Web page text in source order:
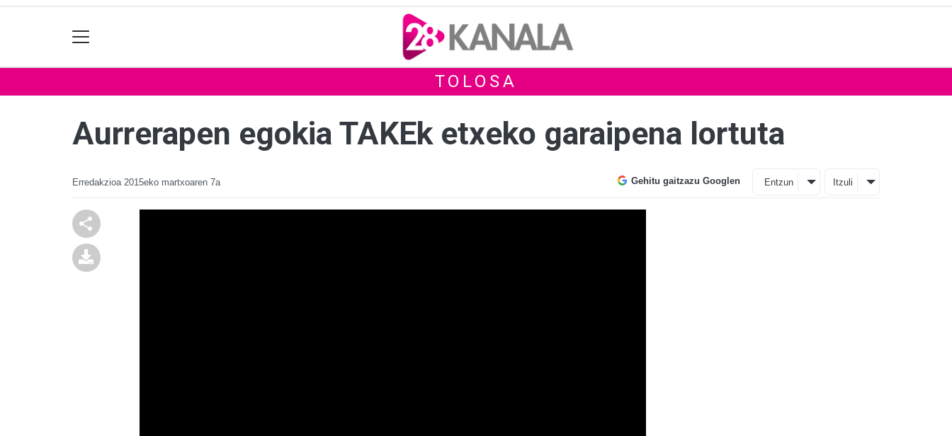
TOLOSA
Aurrerapen egokia TAKEk etxeko garaipena lortuta
Erredakzioa 2015eko martxoaren 7a Gehitu gaitzazu Googlen Entzun Itzuli